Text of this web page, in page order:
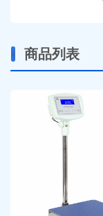
商品列表